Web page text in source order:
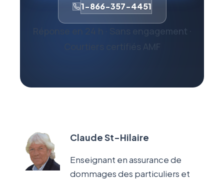
1-866-357-4451
Réponse en 24 h · Sans engagement ·
Claude St-Hilaire
Enseignant en assurance de
dommages des particuliers et